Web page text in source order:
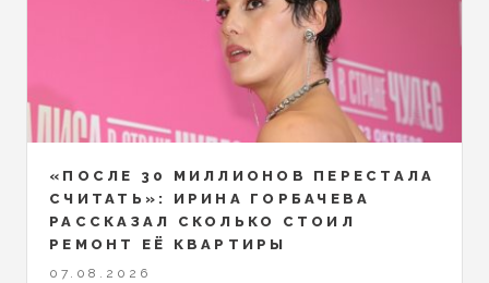
«ПОСЛЕ 30 МИЛЛИОНОВ ПЕРЕСТАЛА
СЧИТАТЬ»: ИРИНА ГОРБАЧЕВА
РАССКАЗАЛ СКОЛЬКО СТОИЛ
РЕМОНТ ЕЁ КВАРТИРЫ
07.08.2026